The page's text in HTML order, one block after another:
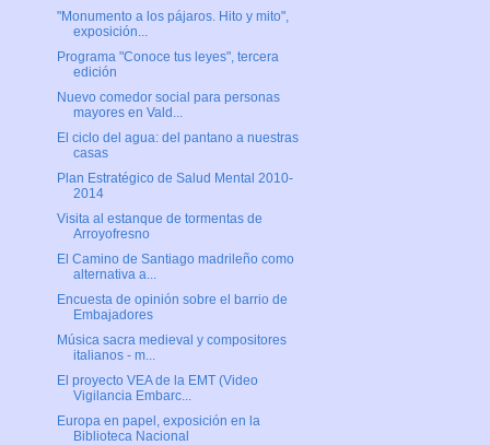
"Monumento a los pájaros. Hito y mito",
exposición...
Programa "Conoce tus leyes", tercera
edición
Nuevo comedor social para personas
mayores en Vald...
El ciclo del agua: del pantano a nuestras
casas
Plan Estratégico de Salud Mental 2010-
2014
Visita al estanque de tormentas de
Arroyofresno
El Camino de Santiago madrileño como
alternativa a...
Encuesta de opinión sobre el barrio de
Embajadores
Música sacra medieval y compositores
italianos - m...
El proyecto VEA de la EMT (Video
Vigilancia Embarc...
Europa en papel, exposición en la
Biblioteca Nacional